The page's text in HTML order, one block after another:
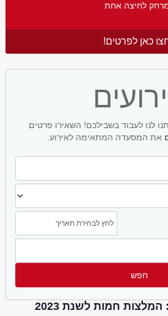
לחיצה אחת
כאן לפרטים!
לנו לעבוד בשבילכם! השאירו פרטים
את המסעדה המתאימה לאירוע.
חמות לשנת 2023